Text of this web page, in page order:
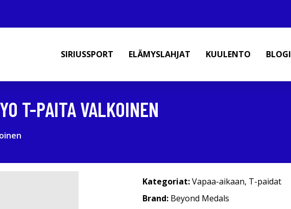
SIRIUSSPORT ELÄMYSLAHJAT KUULENTO BLOGI
T-PAITA VALKOINEN
Kategoriat:Vapaa-aikaan, T-paidat
Brand: Beyond Medals